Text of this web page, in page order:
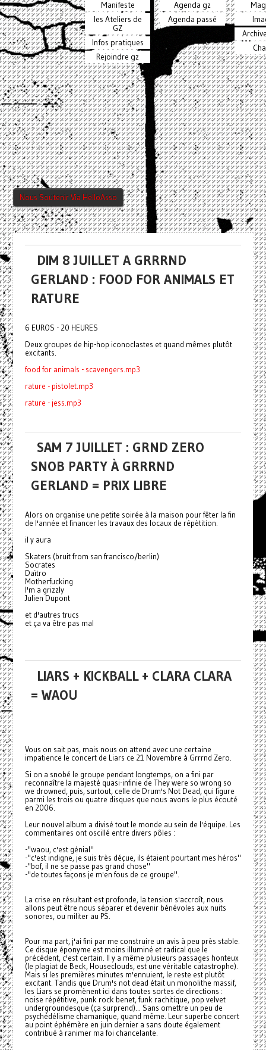
Manifeste
les Ateliers de
GZ
Infos pratiques
Rejoindre gz
Agenda gz
Agenda passé
Nous Soutenir Via HelloAsso
DIM 8 JUILLET A GRRRND
GERLAND : FOOD FOR ANIMALS ET
RATURE
6 EUROS - 20 HEURES
Deux groupes de hip-hop iconoclastes et quand mêmes plutôt
excitants.
food for animals - scavengers.mp3
rature - pistolet.mp3
rature - jess.mp3
SAM 7 JUILLET : GRND ZERO
SNOB PARTY À GRRRND
GERLAND = PRIX LIBRE
Alors on organise une petite soirée à la maison pour fêter la fin
de l'année et financer les travaux des locaux de répètition.
il y aura
Skaters (bruit from san francisco/berlin)
Socrates
Daïtro
Motherfucking
I'm a grizzly
Julien Dupont
et d'autres trucs
et ça va être pas mal
LIARS + KICKBALL + CLARA CLARA
= WAOU
Vous on sait pas, mais nous on attend avec une certaine
impatience le concert de Liars ce 21 Novembre à Grrrnd Zero.
Si on a snobé le groupe pendant longtemps, on a fini par
reconnaître la majesté quasi-infinie de They were so wrong so
we drowned, puis, surtout, celle de Drum's Not Dead, qui figure
parmi les trois ou quatre disques que nous avons le plus écouté
en 2006.
Leur nouvel album a divisé tout le monde au sein de l'équipe. Les
commentaires ont oscillé entre divers pôles :
-"waou, c'est génial"
-"c'est indigne, je suis très déçue, ils étaient pourtant mes héros"
-"bof, il ne se passe pas grand chose"
-"de toutes façons je m'en fous de ce groupe".
La crise en résultant est profonde, la tension s'accroît, nous
allons peut être nous séparer et devenir bénévoles aux nuits
sonores, ou militer au PS.
Pour ma part, j'ai fini par me construire un avis à peu près stable.
Ce disque éponyme est moins illuminé et radical que le
précédent, c'est certain. Il y a même plusieurs passages honteux
(le plagiat de Beck, Houseclouds, est une véritable catastrophe).
Mais si les premières minutes m'ennuient, le reste est plutôt
excitant. Tandis que Drum's not dead était un monolithe massif,
les Liars se promènent ici dans toutes sortes de directions :
noise répétitive, punk rock benet, funk rachitique, pop velvet
undergroundesque (ça surprend)... Sans omettre un peu de
psychédélisme chamanique, quand même. Leur superbe concert
au point éphémère en juin dernier a sans doute également
contribué à ranimer ma foi chancelante.